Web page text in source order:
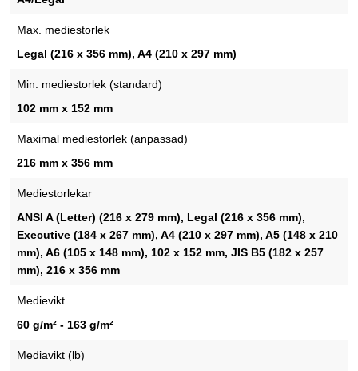
Max. mediestorlek
Legal (216 x 356 mm), A4 (210 x 297 mm)
Min. mediestorlek (standard)
102 mm x 152 mm
Maximal mediestorlek (anpassad)
216 mm x 356 mm
Mediestorlekar
ANSI A (Letter) (216 x 279 mm), Legal (216 x 356 mm),
Executive (184 x 267 mm), A4 (210 x 297 mm), A5 (148 x 210
mm), A6 (105 x 148 mm), 102 x 152 mm, JIS B5 (182 x 257
mm), 216 x 356 mm
Medievikt
60 g/m² - 163 g/m²
Mediavikt (lb)